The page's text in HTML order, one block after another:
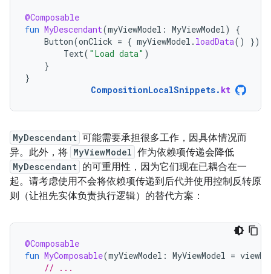
@Composable
fun MyDescendant(myViewModel : MyViewModel)
{
Button(onClick = { myViewModel . loadData() })
Text( "Load data" )
}
}
CompositionLocalSnippets. kt
MyDescendant 可能需要承担很多工作，因具体情况而
异。此外，将 MyViewModel 作为依赖项传递会降低
MyDescendant 的可重用性，因为它们现在已耦合在一
起。请考虑使用不会将依赖项传递到后代并使用控制反转原
则（让祖先实体负责执行逻辑）的替代方案：
@Composable
fun MyComposable(myViewModel : MyViewModel =
// ...